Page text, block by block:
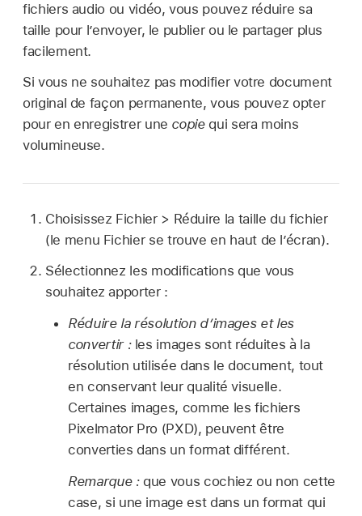
fichiers audio ou vidéo, vous pouvez réduire sa
taille pour l’envoyer, le publier ou le partager plus
facilement.
Si vous ne souhaitez pas modifier votre document
original de façon permanente, vous pouvez opter
pour en enregistrer une copiequi sera moins
volumineuse.
Choisissez Fichier > Réduire la taille du fichier
(le menu Fichier se trouve en haut de l’écran).
Sélectionnez les modifications que vous
souhaitez apporter :
Réduire la résolution d’images et les
convertir : les images sont réduites à la
résolution utilisée dans le document, tout
en conservant leur qualité visuelle.
Certaines images, comme les fichiers
Pixelmator Pro (PXD), peuvent être
converties dans un format différent.
Remarque : que vous cochiez ou non cette
case, si une image est dans un format qui